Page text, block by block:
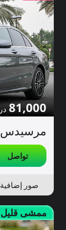
81,000
مرسيدس C300 للبيع
تواصل
صور إضافية
ممشى قليل